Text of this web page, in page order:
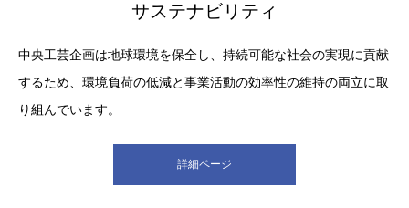
サステナビリティ
中央工芸企画は地球環境を保全し、持続可能な社会の実現に貢献
するため、環境負荷の低減と事業活動の効率性の維持の両立に取
り組んでいます。
詳細ページ